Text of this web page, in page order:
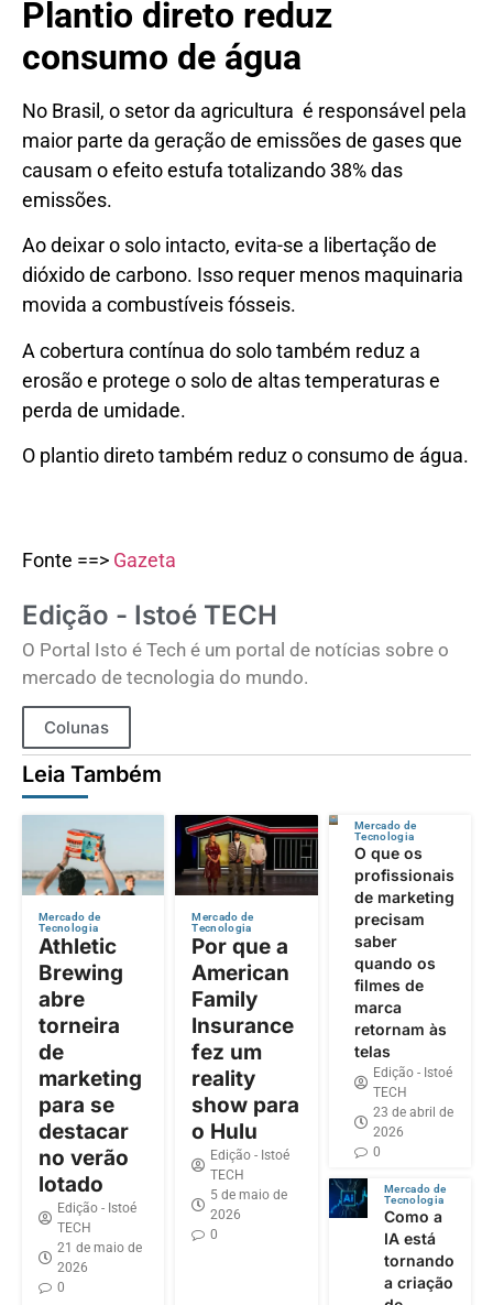
Plantio direto reduz
consumo de água
No Brasil, o setor da agricultura é responsável pela
maior parte da geração de emissões de gases que
causam o efeito estufa totalizando 38% das
emissões.
Ao deixar o solo intacto, evita-se a libertação de
dióxido de carbono. Isso requer menos maquinaria
movida a combustíveis fósseis.
A cobertura contínua do solo também reduz a
erosão e protege o solo de altas temperaturas e
perda de umidade.
O plantio direto também reduz o consumo de água.
Fonte ==> Gazeta
Edição - Istoé TECH
O Portal Isto é Tech é um portal de notícias sobre o
mercado de tecnologia do mundo.
Colunas
Leia Também
Mercado de
Tecnologia
Athletic
Brewing
abre
torneira
de
marketing
para se
destacar
no verão
lotado
Edição - Istoé
TECH
21 de maio de
2026
0
Mercado de
Tecnologia
Por que a
American
Family
Insurance
fez um
reality
show para
o Hulu
Edição - Istoé
TECH
5 de maio de
2026
0
Mercado de
Tecnologia
O que os
profissionais
de marketing
precisam
saber
quando os
filmes de
marca
retornam às
telas
Edição - Istoé
TECH
23 de abril de
2026
0
Mercado de
Tecnologia
Como a
IA está
tornando
a criação